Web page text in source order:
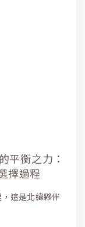
平衡之力：
擇過程
這是北緯夥伴